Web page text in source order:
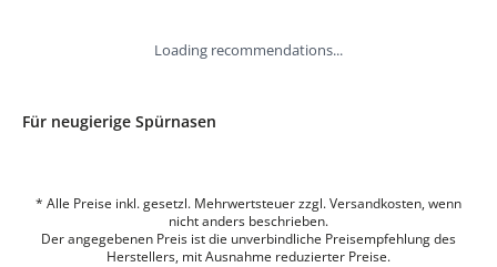
Loading recommendations...
Für neugierige Spürnasen
* Alle Preise inkl. gesetzl. Mehrwertsteuer zzgl. Versandkosten, wenn
nicht anders beschrieben.
Der angegebenen Preis ist die unverbindliche Preisempfehlung des
Herstellers, mit Ausnahme reduzierter Preise.